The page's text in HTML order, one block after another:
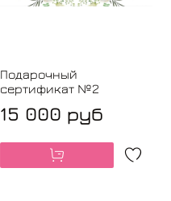
Подарочный
сертификат №2
15 000 руб